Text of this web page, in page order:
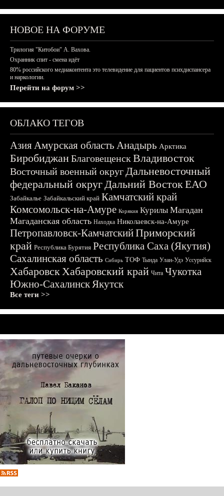
НОВОЕ НА ФОРУМЕ
Трилогия "Китобои" А. Вахова.
Охранник спит - смена идёт
80% российского медиаконтента это телевидение для пациентов психдиспансера
и наркологии.
Перейти на форум >>
ОБЛАКО ТЕГОВ
АзияАмурская область Анадырь Арктика
БиробиджанБлаговещенскВладивосток
Восточный военный округДальневосточный
федеральный округДальний ВостокЕАО
Забайкалье Забайкальский край Камчатский край
Комсомольск-на-Амуре Корякия Курилы Магадан
Магаданская область Находка Николаевск-на-Амуре
Петропавловск-КамчатскийПриморский
край Республика Бурятия Республика Саха (Якутия)
Сахалинская область Сибирь ТОФ Тында Улан-Удэ Уссурийск
ХабаровскХабаровский край Чита Чукотка
Южно-СахалинскЯкутск
Все теги >>